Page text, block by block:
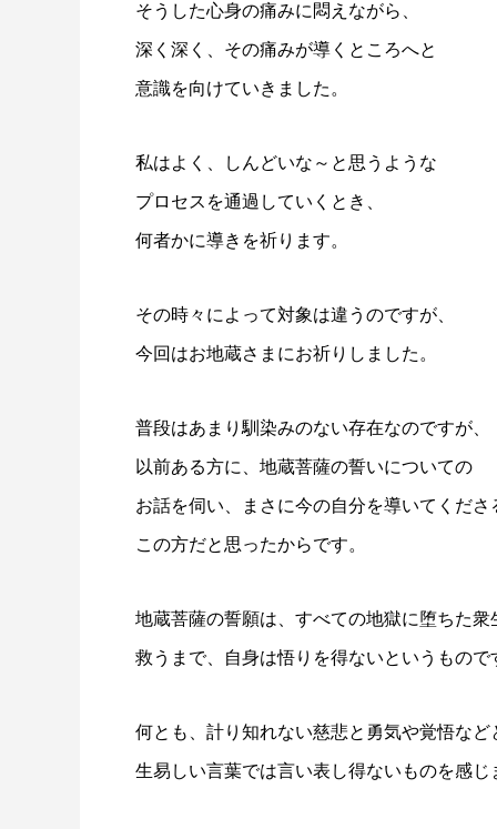
そうした心身の痛みに悶えながら、
深く深く、その痛みが導くところへと
意識を向けていきました。
私はよく、しんどいな～と思うような
プロセスを通過していくとき、
何者かに導きを祈ります。
その時々によって対象は違うのですが、
今回はお地蔵さまにお祈りしました。
普段はあまり馴染みのない存在なのですが、
以前ある方に、地蔵菩薩の誓いについての
お話を伺い、まさに今の自分を導いてくださ
この方だと思ったからです。
地蔵菩薩の誓願は、すべての地獄に堕ちた衆
救うまで、自身は悟りを得ないというもので
何とも、計り知れない慈悲と勇気や覚悟など
生易しい言葉では言い表し得ないものを感じ